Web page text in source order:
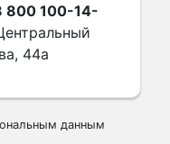
800 100-14-
44а
данным